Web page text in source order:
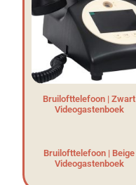
Bruilofttelefoon | Zwart
Videogastenboek
Bruilofttelefoon | Beige
Videogastenboek